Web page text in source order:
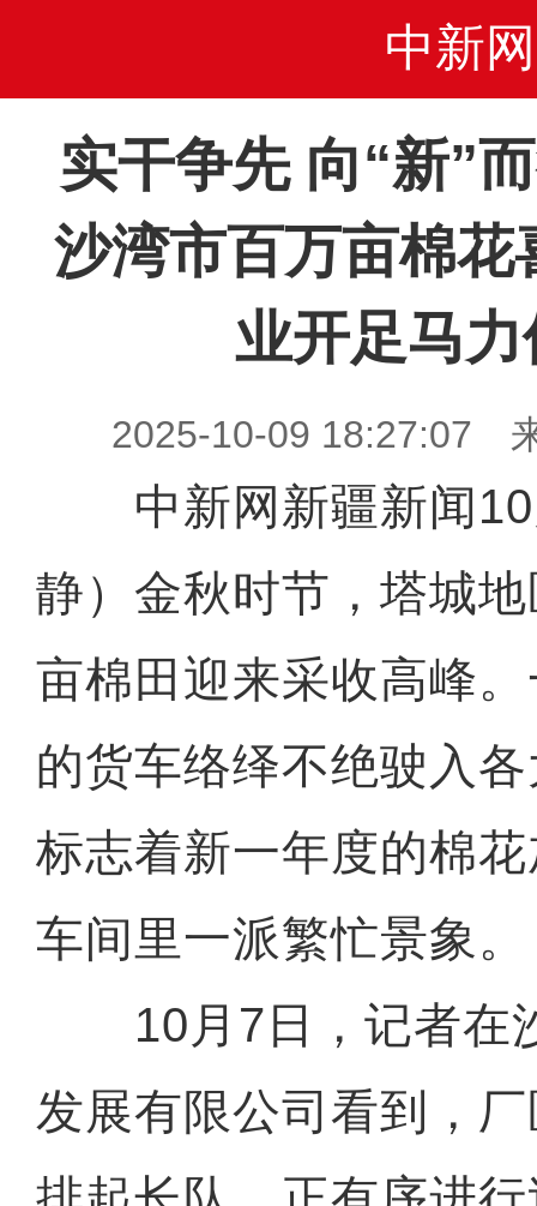
中新网
实干争先 向“新”
沙湾市百万亩棉花
业开足马
2025-10-09 18:27:07
中新网新疆新闻10
静）金秋时节，塔城
亩棉田迎来采收高峰
的货车络绎不绝驶入
标志着新一年度的棉
车间里一派繁忙景象。
10月7日，记者在
发展有限公司看到，